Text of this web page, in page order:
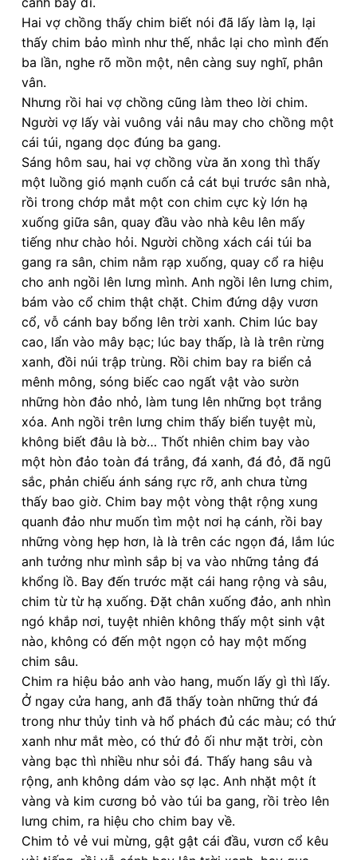
Hai vợ chồng thấy chim biết nói đã lấy làm lạ, lại
thấy chim bảo mình như thế, nhắc lại cho mình đến
ba lần, nghe rõ mồn một, nên càng suy nghĩ, phân
vân.
Nhưng rồi hai vợ chồng cũng làm theo lời chim.
Người vợ lấy vài vuông vải nâu may cho chồng một
cái túi, ngang dọc đúng ba gang.
Sáng hôm sau, hai vợ chồng vừa ăn xong thì thấy
một luồng gió mạnh cuốn cả cát bụi trước sân nhà,
rồi trong chớp mắt một con chim cực kỳ lớn hạ
xuống giữa sân, quay đầu vào nhà kêu lên mấy
tiếng như chào hỏi. Người chồng xách cái túi ba
gang ra sân, chim nằm rạp xuống, quay cổ ra hiệu
cho anh ngồi lên lưng mình. Anh ngồi lên lưng chim,
bám vào cổ chim thật chặt. Chim đứng dậy vươn
cổ, vỗ cánh bay bổng lên trời xanh. Chim lúc bay
cao, lẩn vào mây bạc; lúc bay thấp, là là trên rừng
xanh, đồi núi trập trùng. Rồi chim bay ra biển cả
mênh mông, sóng biếc cao ngất vật vào sườn
những hòn đảo nhỏ, làm tung lên những bọt trắng
xóa. Anh ngồi trên lưng chim thấy biển tuyệt mù,
không biết đâu là bờ… Thốt nhiên chim bay vào
một hòn đảo toàn đá trắng, đá xanh, đá đỏ, đã ngũ
sắc, phản chiếu ánh sáng rực rỡ, anh chưa từng
thấy bao giờ. Chim bay một vòng thật rộng xung
quanh đảo như muốn tìm một nơi hạ cánh, rồi bay
những vòng hẹp hơn, là là trên các ngọn đá, lắm lúc
anh tưởng như mình sắp bị va vào những tảng đá
khổng lồ. Bay đến trước mặt cái hang rộng và sâu,
chim từ từ hạ xuống. Ðặt chân xuống đảo, anh nhìn
ngó khắp nơi, tuyệt nhiên không thấy một sinh vật
nào, không có đến một ngọn cỏ hay một mống
chim sâu.
Chim ra hiệu bảo anh vào hang, muốn lấy gì thì lấy.
Ở ngay cửa hang, anh đã thấy toàn những thứ đá
trong như thủy tinh và hổ phách đủ các màu; có thứ
xanh như mắt mèo, có thứ đỏ ối như mặt trời, còn
vàng bạc thì nhiều như sỏi đá. Thấy hang sâu và
rộng, anh không dám vào sợ lạc. Anh nhặt một ít
vàng và kim cương bỏ vào túi ba gang, rồi trèo lên
lưng chim, ra hiệu cho chim bay về.
Chim tỏ vẻ vui mừng, gật gật cái đầu, vươn cổ kêu